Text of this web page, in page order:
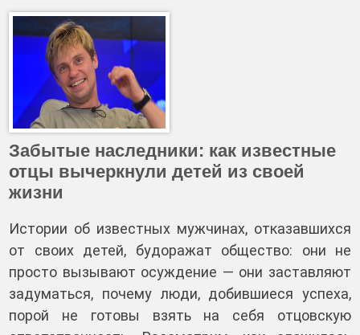
Забытые наследники: как известные
отцы вычеркнули детей из своей
жизни
Истории об известных мужчинах, отказавшихся
от своих детей, будоражат общество: они не
просто вызывают осуждение — они заставляют
задуматься, почему люди, добившиеся успеха,
порой не готовы взять на себя отцовскую